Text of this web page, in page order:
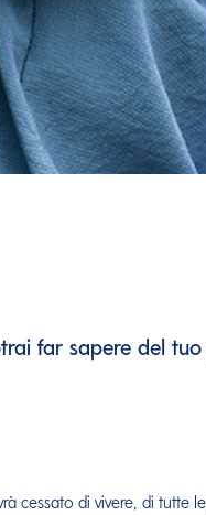
far sapere del
cessato di vivere, di tutte